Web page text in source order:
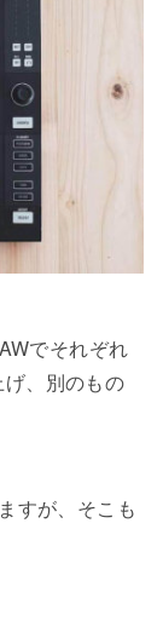
でそれぞれ
、別のもの
すが、そこも